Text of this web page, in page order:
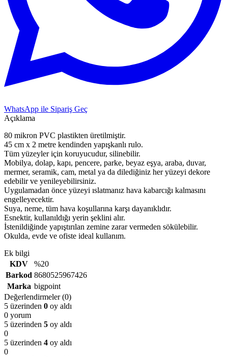
WhatsApp ile Sipariş Geç
Açıklama
80 mikron PVC plastikten üretilmiştir.
45 cm x 2 metre kendinden yapışkanlı rulo.
Tüm yüzeyler için koruyucudur, silinebilir.
Mobilya, dolap, kapı, pencere, parke, beyaz eşya, araba, duvar,
mermer, seramik, cam, metal ya da dilediğiniz her yüzeyi dekore
edebilir ve yenileyebilirsiniz.
Uygulamadan önce yüzeyi ıslatmanız hava kabarcığı kalmasını
engelleyecektir.
Suya, neme, tüm hava koşullarına karşı dayanıklıdır.
Esnektir, kullanıldığı yerin şeklini alır.
İstenildiğinde yapıştırılan zemine zarar vermeden sökülebilir.
Okulda, evde ve ofiste ideal kullanım.
Ek bilgi
KDV
%20
Barkod 8680525967426
Marka bigpoint
Değerlendirmeler (0)
5 üzerinden 0 oy aldı
0 yorum
5 üzerinden 5 oy aldı
0
5 üzerinden 4 oy aldı
0